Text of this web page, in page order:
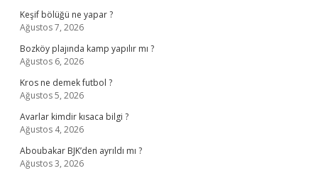
Keşif bölüğü ne yapar ?
Ağustos 7, 2026
Bozköy plajında kamp yapılır mı ?
Ağustos 6, 2026
Kros ne demek futbol ?
Ağustos 5, 2026
Avarlar kimdir kısaca bilgi ?
Ağustos 4, 2026
Aboubakar BJK’den ayrıldı mı ?
Ağustos 3, 2026